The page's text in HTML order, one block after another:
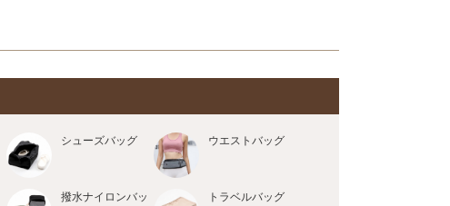
シューズバッグ ウエストバッグ
撥水ナイロンバッ
トラベルバッグ